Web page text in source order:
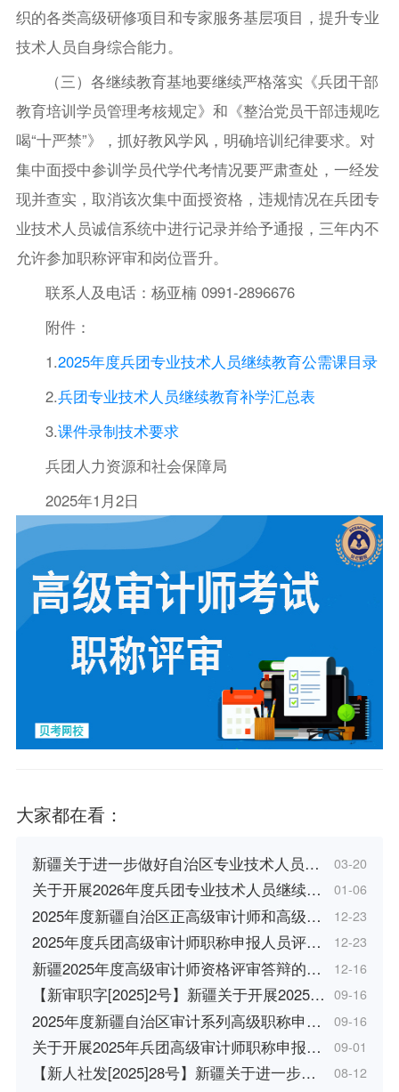
织的各类高级研修项目和专家服务基层项目，提升专业
技术人员自身综合能力。
（三）各继续教育基地要继续严格落实《兵团干部
教育培训学员管理考核规定》和《整治党员干部违规吃
喝“十严禁”》，抓好教风学风，明确培训纪律要求。对
集中面授中参训学员代学代考情况要严肃查处，一经发
现并查实，取消该次集中面授资格，违规情况在兵团专
业技术人员诚信系统中进行记录并给予通报，三年内不
允许参加职称评审和岗位晋升。
联系人及电话：杨亚楠 0991-2896676
附件：
1.2025年度兵团专业技术人员继续教育公需课目录
2.兵团专业技术人员继续教育补学汇总表
3.课件录制技术要求
兵团人力资源和社会保障局
2025年1月2日
大家都在看：
新疆关于进一步做好自治区专业技术人员… 03-20
关于开展2026年度兵团专业技术人员继续… 01-06
2025年度新疆自治区正高级审计师和高级… 12-23
2025年度兵团高级审计师职称申报人员评… 12-23
新疆2025年度高级审计师资格评审答辩的… 12-16
【新审职字[2025]2号】新疆关于开展2025… 09-16
2025年度新疆自治区审计系列高级职称申… 09-16
关于开展2025年兵团高级审计师职称申报… 09-01
【新人社发[2025]28号】新疆关于进一步… 08-12